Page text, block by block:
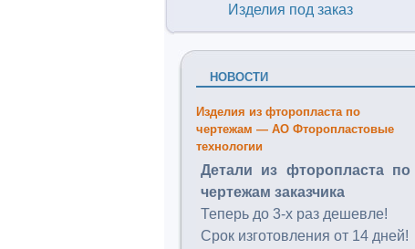
Изделия под заказ
НОВОСТИ
Изделия из фторопласта по
чертежам — АО Фторопластовые
технологии
Детали из фторопласта по
чертежам заказчика
Теперь до 3-х раз дешевле!
Срок изготовления от 14 дней!